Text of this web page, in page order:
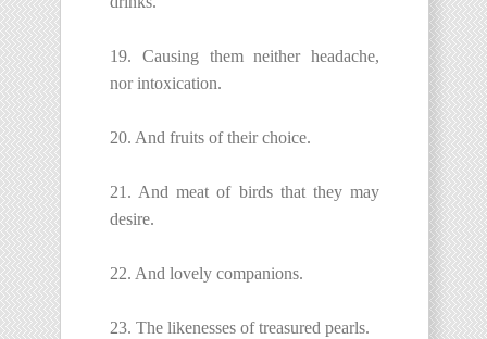
19. Causing them neither headache,
nor intoxication.
20. And fruits of their choice.
21. And meat of birds that they may
desire.
22. And lovely companions.
23. The likenesses of treasured pearls.